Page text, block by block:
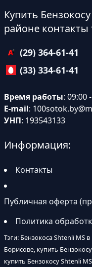
Купить
районе
(29) 364-61-41
(33) 334-61-41
Время работы: 09:00
E-mail:
УНП: 193543133
Информация:
Контакты
Публичная оферта
Политика
Тэги: Бензокоса Shtenli MS
Борисове, купить
купить Бензокосу Shtenli